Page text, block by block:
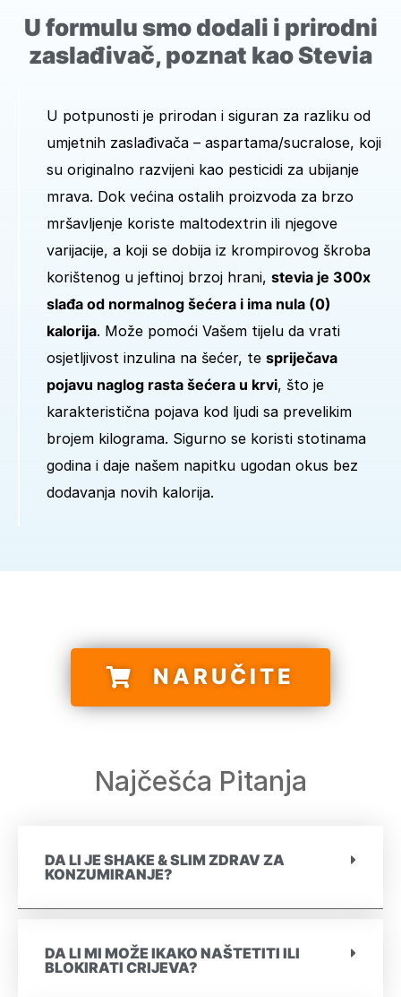
U formulu smo dodali i prirodni
zaslađivač, poznat kao Stevia
U potpunosti je prirodan i siguran za razliku od
umjetnih zaslađivača – aspartama/sucralose, koji
su originalno razvijeni kao pesticidi za ubijanje
mrava. Dok većina ostalih proizvoda za brzo
mršavljenje koriste maltodextrin ili njegove
varijacije, a koji se dobija iz krompirovog škroba
korištenog u jeftinoj brzoj hrani, stevia je 300x
slađa od normalnog šećera i ima nula (0)
kalorija. Može pomoći Vašem tijelu da vrati
osjetljivost inzulina na šećer, te spriječava
pojavu naglog rasta šećera u krvi, što je
karakteristična pojava kod ljudi sa prevelikim
brojem kilograma. Sigurno se koristi stotinama
godina i daje našem napitku ugodan okus bez
dodavanja novih kalorija.
NARUČITE
Najčešća Pitanja
DA LI JE SHAKE & SLIM ZDRAV ZA
KONZUMIRANJE?
DA LI MI MOŽE IKAKO NAŠTETITI ILI
BLOKIRATI CRIJEVA?